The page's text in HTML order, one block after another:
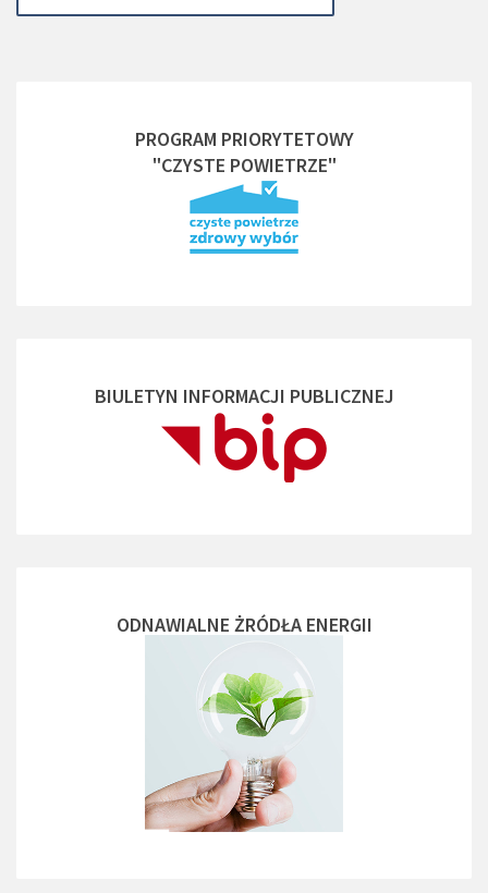
PROGRAM PRIORYTETOWY
"CZYSTE POWIETRZE"
BIULETYN INFORMACJI PUBLICZNEJ
ODNAWIALNE ŻRÓDŁA ENERGII